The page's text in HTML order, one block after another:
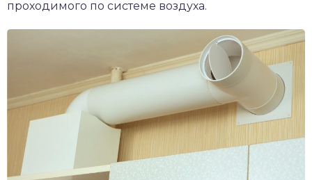
проходимого по системе воздуха.